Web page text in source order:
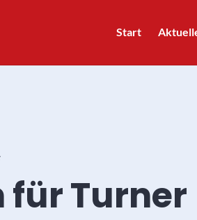
Start
für Turner